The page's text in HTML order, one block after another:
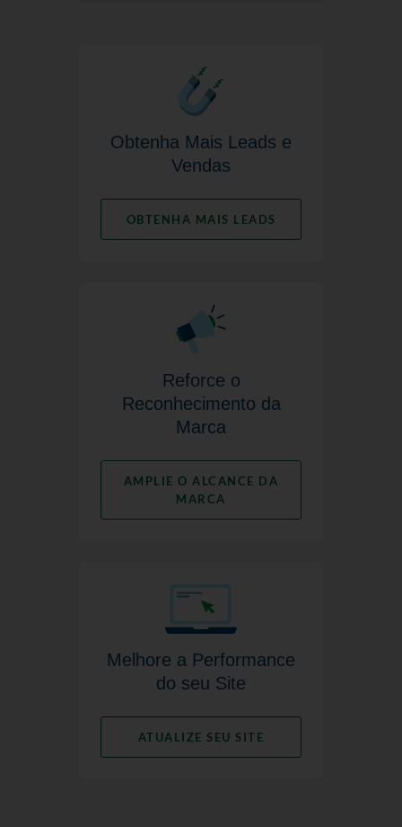
Obtenha Mais Leads e
Vendas
OBTENHA MAIS LEADS
Reforce o
Reconhecimento da
Marca
AMPLIE O ALCANCE DA
MARCA
Melhore a Performance
do seu Site
ATUALIZE SEU SITE